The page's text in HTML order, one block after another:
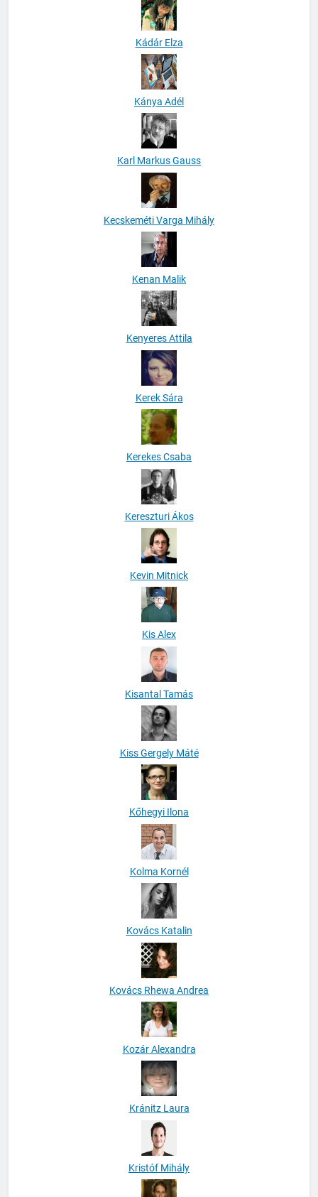
Kádár Elza
Kánya Adél
Karl Markus Gauss
Kecskeméti Varga Mihály
Kenan Malik
Kenyeres Attila
Kerek Sára
Kerekes Csaba
Kereszturi Ákos
Kevin Mitnick
Kis Alex
Kisantal Tamás
Kiss Gergely Máté
Kőhegyi Ilona
Kolma Kornél
Kovács Katalin
Kovács Rhewa Andrea
Kozár Alexandra
Kránitz Laura
Kristóf Mihály